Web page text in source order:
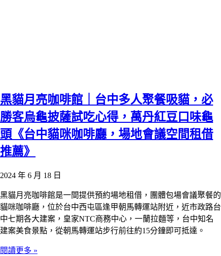
黑貓月亮咖啡館｜台中多人聚餐吸貓，必
勝客烏龜披薩試吃心得，萬丹紅豆口味龜
頭《台中貓咪咖啡廳，場地會議空間租借
推薦》
2024 年 6 月 18 日
黑貓月亮咖啡館是一間提供預約場地租借，團體包場會議聚餐的
貓咪咖啡廳，位於台中西屯區逢甲朝馬轉運站附近，近市政路台
中七期各大建案，皇家NTC商務中心，一蘭拉麵等，台中知名
建案美食景點，從朝馬轉運站步行前往約15分鐘即可抵達。
閱讀更多 »